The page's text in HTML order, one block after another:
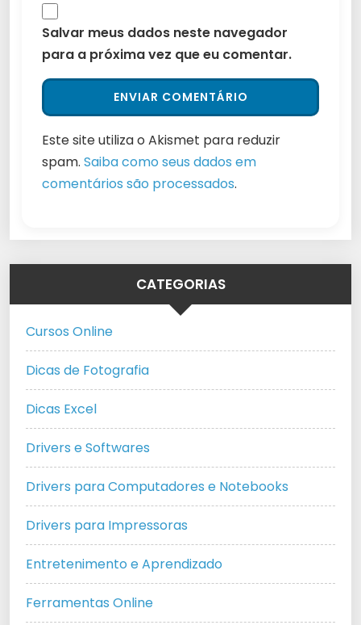
Salvar meus dados neste navegador
para a próxima vez que eu comentar.
Este site utiliza o Akismet para reduzir
spam. Saiba como seus dados em
comentários são processados.
CATEGORIAS
Cursos Online
Dicas de Fotografia
Dicas Excel
Drivers e Softwares
Drivers para Computadores e Notebooks
Drivers para Impressoras
Entretenimento e Aprendizado
Ferramentas Online